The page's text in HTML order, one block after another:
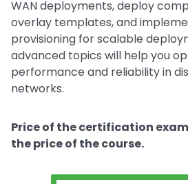
WAN deployments, deploy
overlay templates, and
provisioning for scalable
advanced topics will help you
performance and reliability in
networks.
Price of the certification
the price of the course.